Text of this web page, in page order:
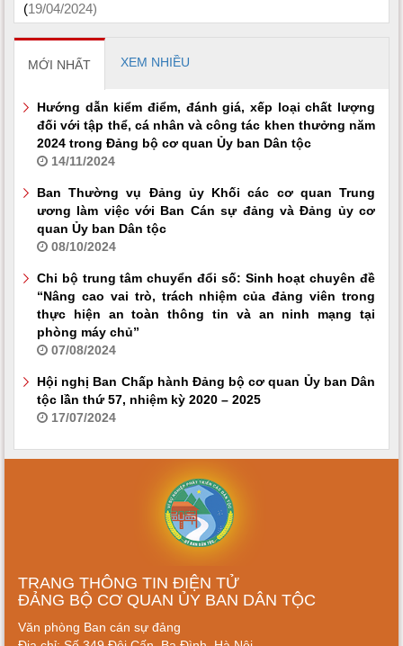
(19/04/2024)
MỚI NHẤT XEM NHIỀU
Hướng dẫn kiểm điểm, đánh giá, xếp loại chất lượng
đối với tập thể, cá nhân và công tác khen thưởng năm
2024 trong Đảng bộ cơ quan Ủy ban Dân tộc
14/11/2024
Ban Thường vụ Đảng ủy Khối các cơ quan Trung
ương làm việc với Ban Cán sự đảng và Đảng ủy cơ
quan Ủy ban Dân tộc
08/10/2024
Chi bộ trung tâm chuyển đổi số: Sinh hoạt chuyên đề
“Nâng cao vai trò, trách nhiệm của đảng viên trong
thực hiện an toàn thông tin và an ninh mạng tại
phòng máy chủ”
07/08/2024
Hội nghị Ban Chấp hành Đảng bộ cơ quan Ủy ban Dân
tộc lần thứ 57, nhiệm kỳ 2020 – 2025
17/07/2024
TRANG THÔNG TIN ĐIỆN TỬ
ĐẢNG BỘ CƠ QUAN ỦY BAN DÂN TỘC
Văn phòng Ban cán sự đảng